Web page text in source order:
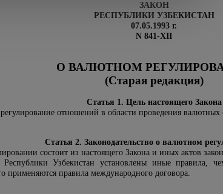
ЗАКОН
РЕСПУБЛИКИ УЗБЕКИСТАН
07.05.1993 г.
N 841-XII
О ВАЛЮТНОМ
(Стараяредакция)
Статья 1. Цель настоящего Закона
отношений в области проведения
Статья 2. Законодательство о валютном
состоит из настоящего Закона и иных актов
Узбекистан установлены иные правила,
применяются правила международного договора.